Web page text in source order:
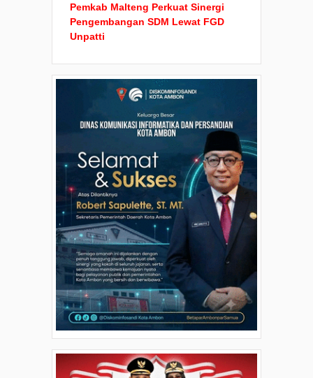
Pemkab Malteng Perkuat Sinergi
Pengembangan SDM Lewat FGD
Unpatti